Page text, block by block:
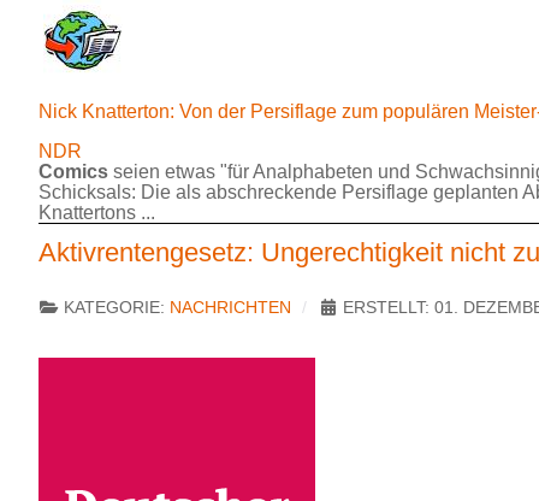
Nick Knatterton: Von der Persiflage zum populären
NDR
Comics seien etwas "für Analphabeten und
Schicksals: Die als abschreckende Persiflage geplanten
Knattertons ...
Aktivrentengesetz: Ungerechtigkeit nicht
KATEGORIE: NACHRICHTEN ERSTELLT: 01.